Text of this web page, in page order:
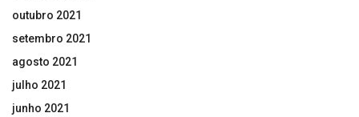
outubro 2021
setembro 2021
agosto 2021
julho 2021
junho 2021